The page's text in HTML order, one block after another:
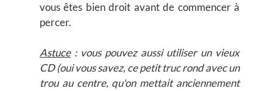
vous êtes bien droit avant de commencer à
percer.
Astuce: vous pouvez aussi utiliser un vieux
CD (oui vous savez, ce petit truc rond avec un
trou au centre, qu'on mettait anciennement